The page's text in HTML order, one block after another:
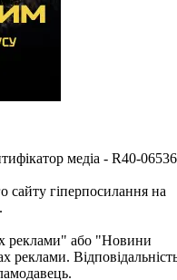
медіа - R40-06536
сайту гіперпосилання на
реклами" або "Новини
реклами.